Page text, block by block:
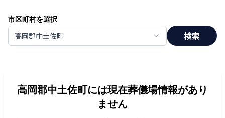
会社を知る
北海道エリア
市区町村を選択
高岡郡中土佐町 検索
高岡郡中土佐町には現在葬儀場情報があり
ません